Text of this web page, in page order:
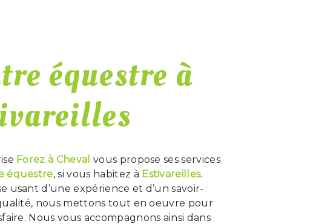
équestre à
Forez à Cheval vous propose ses services
équestre, si vous habitez à Estivareilles.
usant d’une expérience et d’un savoir-
nous mettons tout en oeuvre pour
Nous vous accompagnons ainsi dans